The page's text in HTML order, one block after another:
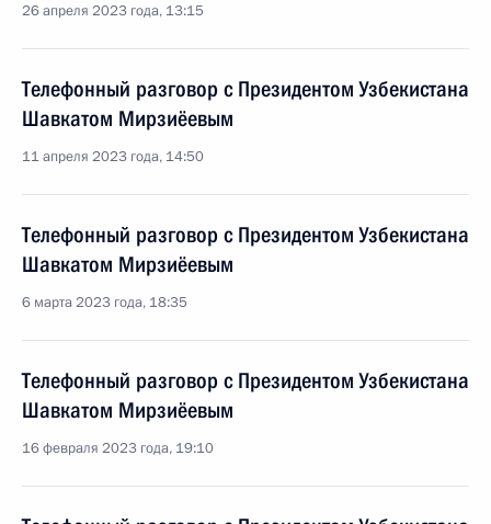
26 апреля 2023 года, 13:15
Телефонный разговор с Президентом Узбекистана
Шавкатом Мирзиёевым
11 апреля 2023 года, 14:50
Телефонный разговор с Президентом Узбекистана
Шавкатом Мирзиёевым
6 марта 2023 года, 18:35
Телефонный разговор с Президентом Узбекистана
Шавкатом Мирзиёевым
16 февраля 2023 года, 19:10